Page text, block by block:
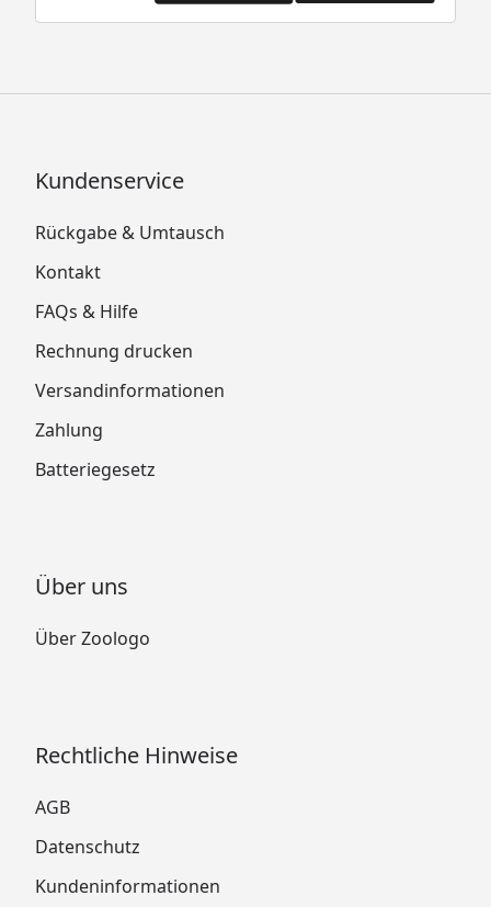
Kundenservice
Rückgabe & Umtausch
Kontakt
FAQs & Hilfe
Rechnung drucken
Versandinformationen
Zahlung
Batteriegesetz
Über uns
Über Zoologo
Rechtliche Hinweise
AGB
Datenschutz
Kundeninformationen